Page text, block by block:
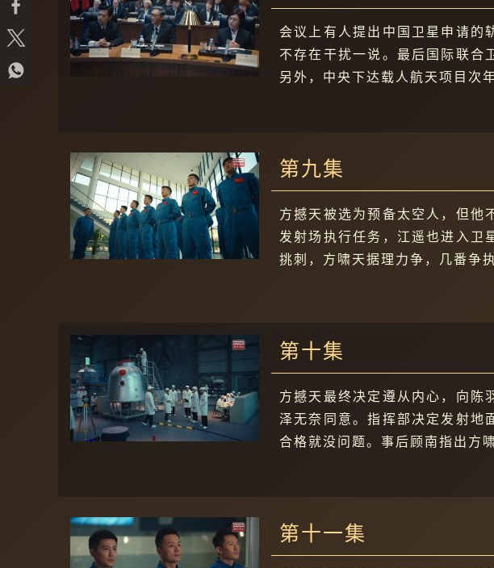
会议上有人提出中国卫星申请的
不存在干扰一说。最后国际联合
另外，中央下达载人航天项目次
第九集
方撼天被选为预备太空人，但他
发射场执行任务，江遥也进入卫
挑刺，方啸天据理力争，几番争
第十集
方撼天最终决定遵从内心，向陈
泽无奈同意。指挥部决定发射地
合格就没问题。事后顾南指出方
第十一集